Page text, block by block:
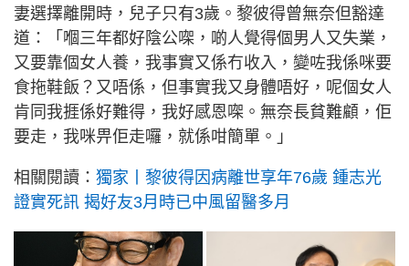
妻選擇離開時，兒子只有3歲。黎彼得曾無奈但豁達
道：「嗰三年都好陰公㗎，啲人覺得個男人又失業，
又要靠個女人養，我事實又係冇收入，變咗我係咪要
食拖鞋飯？又唔係，但事實我又身體唔好，呢個女人
肯同我捱係好難得，我好感恩㗎。無奈長貧難顧，佢
要走，我咪畀佢走囉，就係咁簡單。」
相關閱讀： 獨家丨黎彼得因病離世享年76歲 鍾志光
證實死訊 揭好友3月時已中風留醫多月